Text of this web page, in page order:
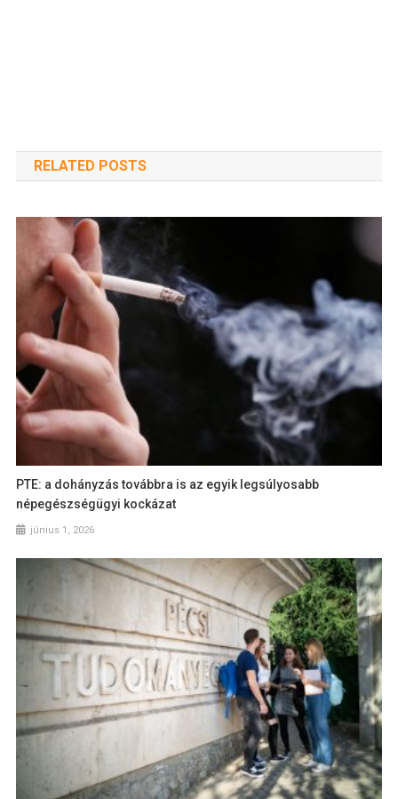
RELATED POSTS
PTE: a dohányzás továbbra is az egyik legsúlyosabb
népegészségügyi kockázat
június 1, 2026